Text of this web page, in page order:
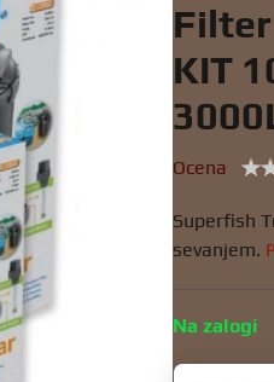
Filter
KIT
Ocena
Superfish
sevanjem.
Na zalogi